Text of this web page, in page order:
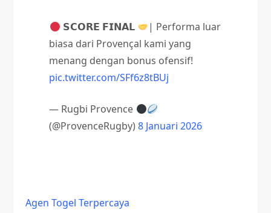
𝗦𝗖𝗢𝗥𝗘 𝗙𝗜𝗡𝗔𝗟
| Performa luar
biasa dari Provençal kami yang
menang dengan bonus ofensif!
pic.twitter.com/SFf6z8tBUj
— Rugbi Provence
(@ProvenceRugby)8 Januari 2026
Agen Togel Terpercaya